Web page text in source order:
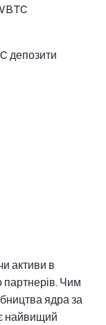
депозити
активи в
партнерів. Чим
ядра за
найвищий